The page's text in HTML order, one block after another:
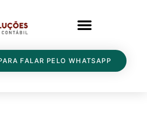
FALAR PELO WHATSAPP